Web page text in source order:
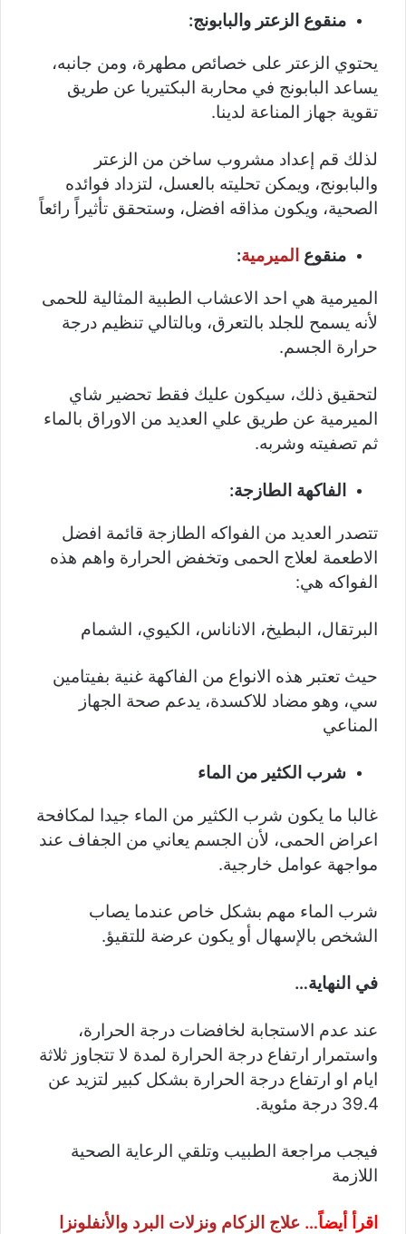
منقوع الزعتر والبابونج:
يحتوي الزعتر على خصائص مطهرة، ومن جانبه،
يساعد البابونج في محاربة البكتيريا عن طريق
تقوية جهاز المناعة لدينا.
لذلك قم إعداد مشروب ساخن من الزعتر
والبابونج، ويمكن تحليته بالعسل، لتزداد فوائده
الصحية، ويكون مذاقه افضل، وستحقق تأثيراً رائعاً
منقوع الميرمية:
الميرمية هي احد الاعشاب الطبية المثالية للحمى
لأنه يسمح للجلد بالتعرق، وبالتالي تنظيم درجة
حرارة الجسم.
لتحقيق ذلك، سيكون عليك فقط تحضير شاي
الميرمية عن طريق علي العديد من الاوراق بالماء
ثم تصفيته وشربه.
الفاكهة الطازجة:
تتصدر العديد من الفواكه الطازجة قائمة افضل
الاطعمة لعلاج الحمى وتخفض الحرارة واهم هذه
الفواكه هي:
البرتقال، البطيخ، الاناناس، الكيوي، الشمام
حيث تعتبر هذه الانواع من الفاكهة غنية بفيتامين
سي، وهو مضاد للاكسدة، يدعم صحة الجهاز
المناعي
شرب الكثير من الماء
غالبا ما يكون شرب الكثير من الماء جيدا لمكافحة
اعراض الحمى، لأن الجسم يعاني من الجفاف عند
مواجهة عوامل خارجية.
شرب الماء مهم بشكل خاص عندما يصاب
الشخص بالإسهال أو يكون عرضة للتقيؤ.
في النهاية…
عند عدم الاستجابة لخافضات درجة الحرارة،
واستمرار ارتفاع درجة الحرارة لمدة لا تتجاوز ثلاثة
ايام او ارتفاع درجة الحرارة بشكل كبير لتزيد عن
39.4 درجة مئوية.
فيجب مراجعة الطبيب وتلقي الرعاية الصحية
اللازمة
اقرأ أيضاً… علاج الزكام ونزلات البرد والأنفلونزا